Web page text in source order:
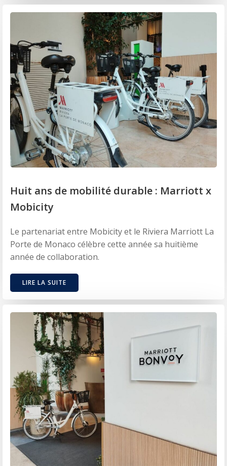
Huit ans de mobilité durable : Marriott x
Mobicity
Le partenariat entre Mobicity et le Riviera Marriott La
Porte de Monaco célèbre cette année sa huitième
année de collaboration.
LIRE LA SUITE